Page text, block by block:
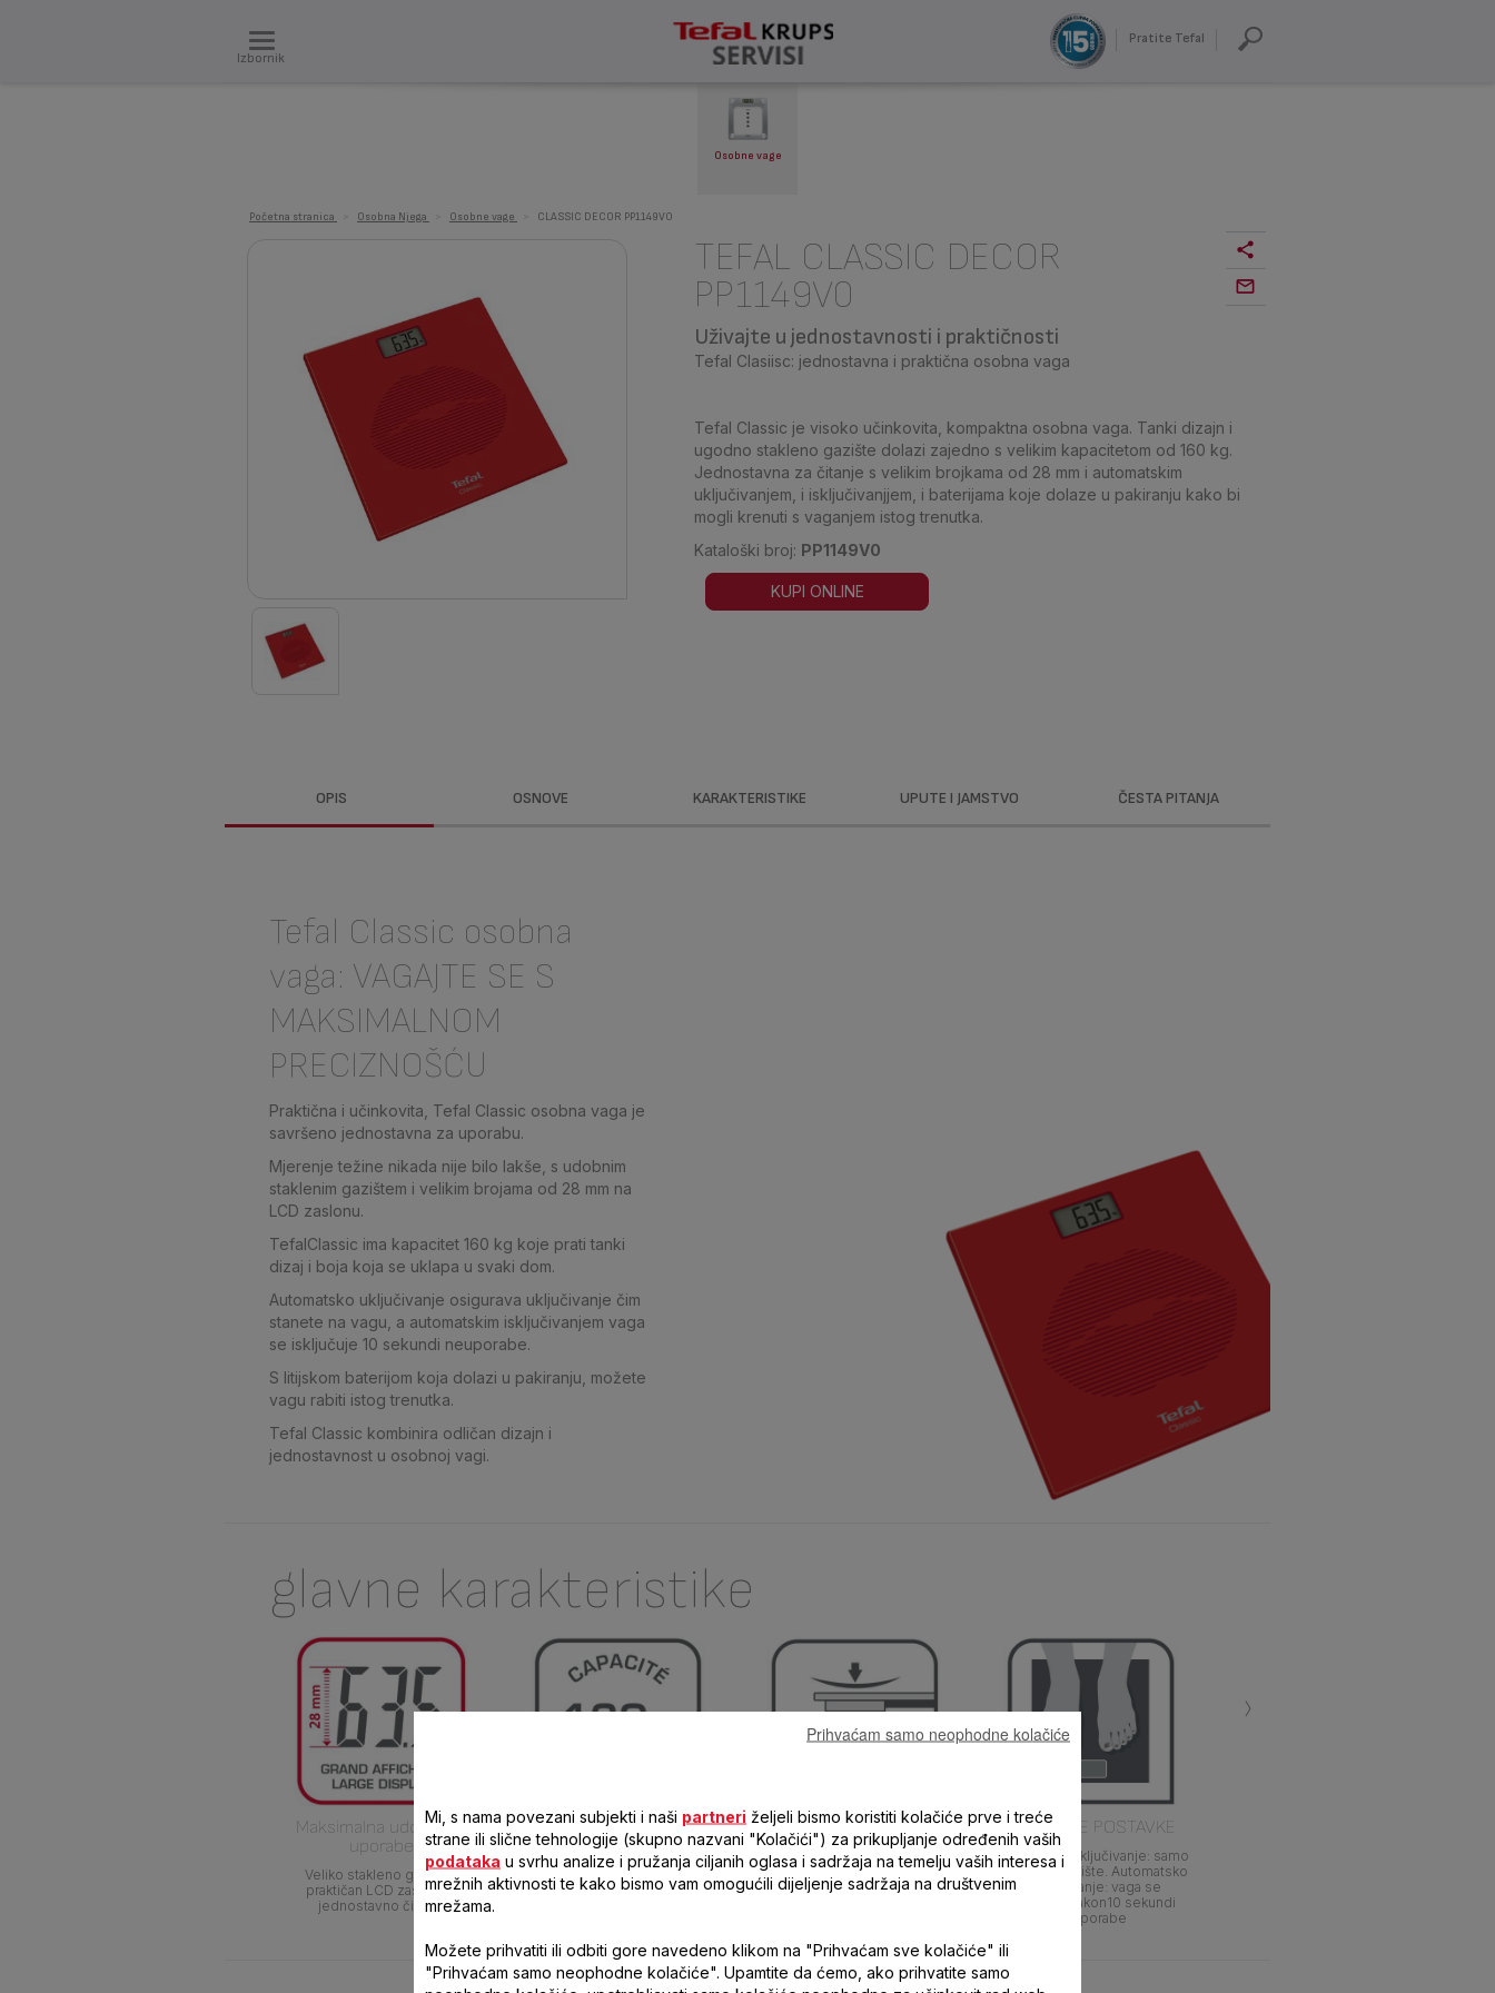
Izbornik
Pratite Tefal
Osobne vage
Početna stranica Osobna Njega Osobne vage CLASSIC DECOR PP1149V0
TEFAL CLASSIC DECOR
PP1149V0
Uživajte u jednostavnosti i praktičnosti
Tefal Clasiisc: jednostavna i praktična osobna vaga
Tefal Classic je visoko učinkovita, kompaktna osobna vaga. Tanki dizajn i
ugodno stakleno gazište dolazi zajedno s velikim kapacitetom od 160 kg.
Jednostavna za čitanje s velikim brojkama od 28 mm i automatskim
uključivanjem, i isključivanjjem, i baterijama koje dolaze u pakiranju kako bi
mogli krenuti s vaganjem istog trenutka.
Kataloški broj: PP1149V0
KUPI ONLINE
OPIS OSNOVE KARAKTERISTIKE UPUTE I JAMSTVO ČESTA PITANJA
Tefal Classic osobna
vaga: VAGAJTE SE S
MAKSIMALNOM
PRECIZNOŠĆU
Praktična i učinkovita, Tefal Classic osobna vaga je
savršeno jednostavna za uporabu.
Mjerenje težine nikada nije bilo lakše, s udobnim
staklenim gazištem i velikim brojama od 28 mm na
LCD zaslonu.
TefalClassic ima kapacitet 160 kg koje prati tanki
dizaj i boja koja se uklapa u svaki dom.
Automatsko uključivanje osigurava uključivanje čim
stanete na vagu, a automatskim isključivanjem vaga
se isključuje 10 sekundi neuporabe.
S litijskom baterijom koja dolazi u pakiranju, možete
vagu rabiti istog trenutka.
Tefal Classic kombinira odličan dizajn i
jednostavnost u osobnoj vagi.
glavne karakteristike
Maksimalna udobnost
uporabe
Veliko stakleno gazište i
praktičan LCD zaslon za
jednostavno čitanje
VELIKI KAPACITET
Tefal Classic s kapacitetom
160 kg i mjernim korakom od
100 g
TANKI DIZAJN
Privlačan dizajn sa tankim
staklenim gazištem savršeno
dogovara svakom domu
NAPREDNE POSTAVKE
Automatsko uključivanje: samo
stanite na gazište. Automatsko
isklkjučivanje: vaga se
isključuje nakon10 sekundi
neuporabe
›
Mi, s nama povezani subjekti i naši partneri željeli bismo koristiti kolačiće prve i treće
strane ili slične tehnologije (skupno nazvani "Kolačići") za prikupljanje određenih vaših
podataka u svrhu analize i pružanja ciljanih oglasa i sadržaja na temelju vaših interesa i
mrežnih aktivnosti te kako bismo vam omogućili dijeljenje sadržaja na društvenim
mrežama.
Možete prihvatiti ili odbiti gore navedeno klikom na "Prihvaćam sve kolačiće" ili
"Prihvaćam samo neophodne kolačiće". Upamtite da ćemo, ako prihvatite samo
Prihvaćam samo neophodne kolačiće